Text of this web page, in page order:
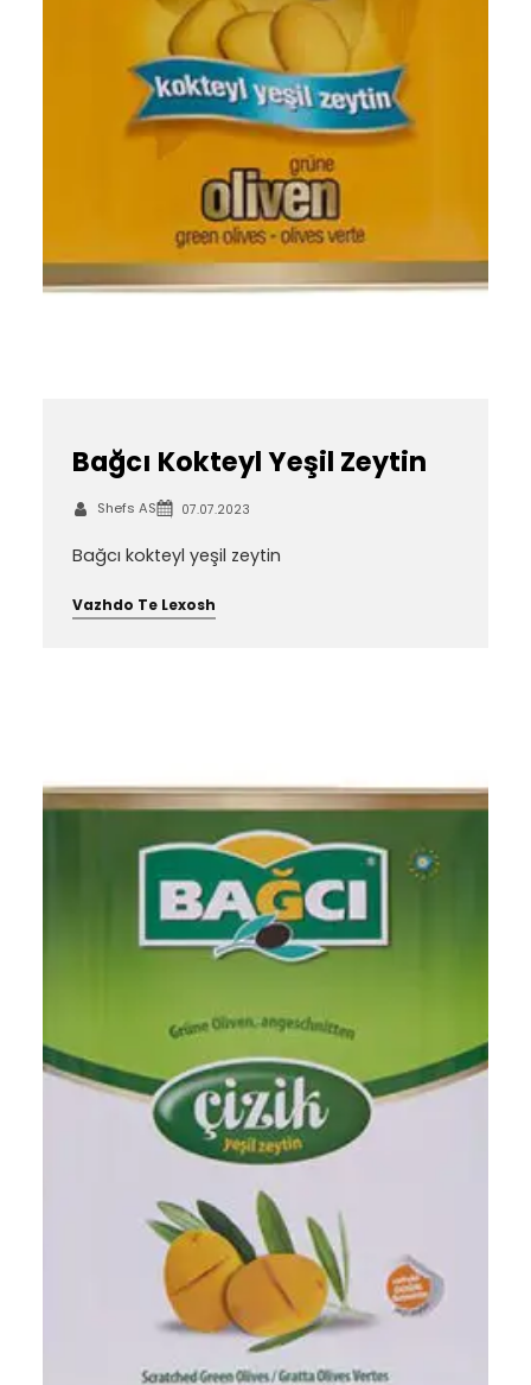
Bağcı Kokteyl Yeşil Zeytin
Shefs AS 07.07.2023
Bağcı kokteyl yeşil zeytin
Vazhdo Te Lexosh